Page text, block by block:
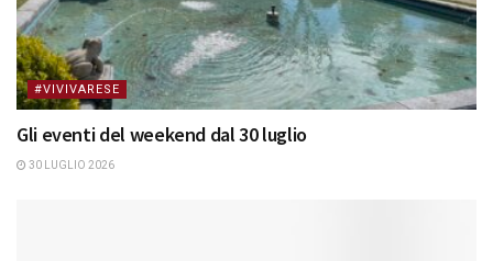
#VIVIVARESE
Gli eventi del weekend dal 30 luglio
30 LUGLIO 2026